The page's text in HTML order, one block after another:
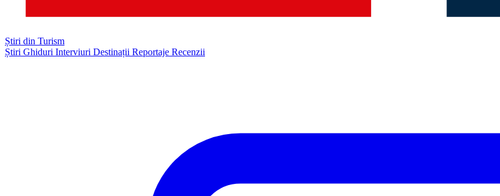
Știri din Turism
Știri Ghiduri Interviuri Destinații Reportaje Recenzii